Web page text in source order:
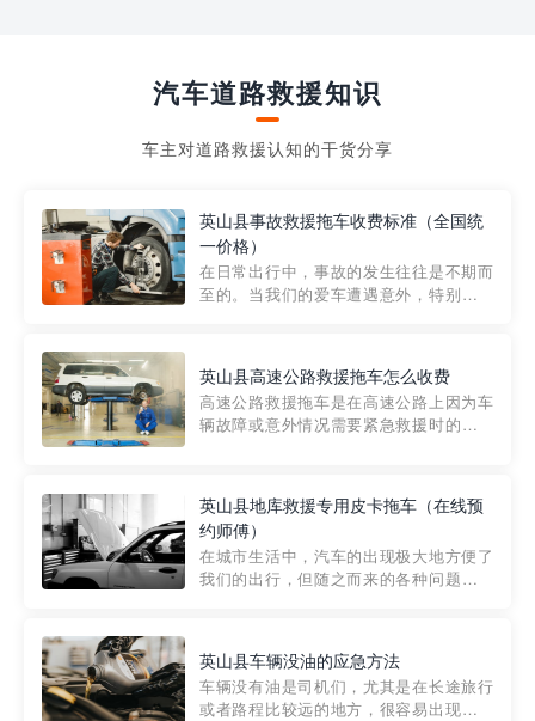
汽车道路救援知识
车主对道路救援认知的干货分享
英山县事故救援拖车收费标准（全国统
一价格）
在日常出行中，事故的发生往往是不期而
至的。当我们的爱车遭遇意外，特别是在
细解析一下市区事故救援拖车的收费标
准，以及在选用拖车服务时应注...
英山县高速公路救援拖车怎么收费
高速公路救援拖车是在高速公路上因为车
辆故障或意外情况需要紧急救援时的必备
路救援拖车的收费标准是由当地交通管理
部门制定的。起步价通...
英山县地库救援专用皮卡拖车（在线预
约师傅）
在城市生活中，汽车的出现极大地方便了
我们的出行，但随之而来的各种问题也让
紧急情况下，我们需要一种高效可靠的救
援方式。而这时，地库救援专...
英山县车辆没油的应急方法
车辆没有油是司机们，尤其是在长途旅行
或者路程比较远的地方，很容易出现这种